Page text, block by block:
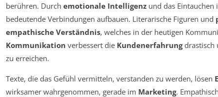
berühren. Durch emotionale Intelligenz und das Eintauchen
bedeutende Verbindungen aufbauen. Literarische Figuren und
empathische Verständnis, welches in der heutigen
Kommunikation verbessert die Kundenerfahrungdrastisch
zu erreichen.
Texte, die das Gefühl vermitteln, verstanden zu werden, lösen
wirksamer wahrgenommen, gerade im Marketing.